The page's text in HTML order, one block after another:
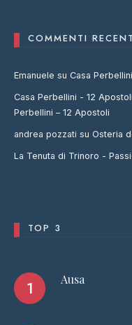
COMMENTI
Emanuele su Casa
Casa Perbellini - 12
Perbellini – 12 Apostoli
andrea pozzati su Osteria
La Tenuta di Trinoro -
TOP 3
Ausa